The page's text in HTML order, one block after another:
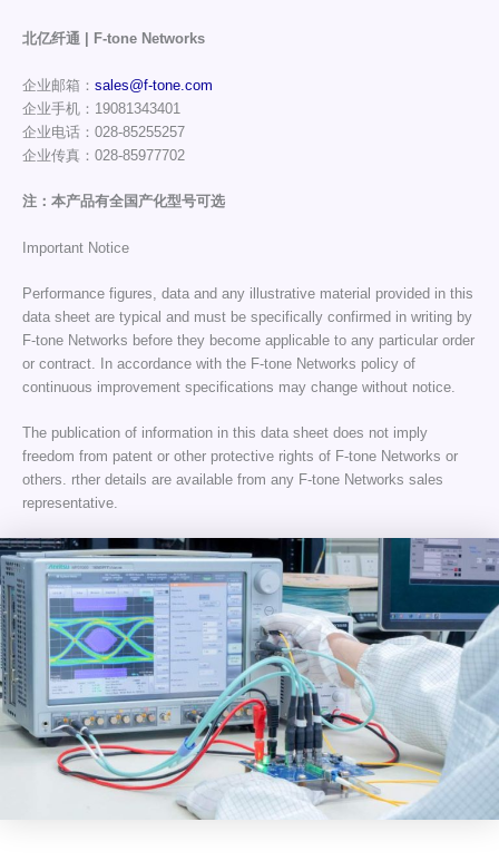
北亿纤通 | F-tone Networks
企业邮箱： sales@f-tone.com
企业手机：19081343401
企业电话：028-85255257
企业传真：028-85977702
注：本产品有全国产化型号可选
Important Notice
Performance figures, data and any illustrative material provided in this
data sheet are typical and must be specifically confirmed in writing by
F-tone Networks before they become applicable to any particular order
or contract. In accordance with the F-tone Networks policy of
continuous improvement specifications may change without notice.
The publication of information in this data sheet does not imply
freedom from patent or other protective rights of F-tone Networks or
others. rther details are available from any F-tone Networks sales
representative.